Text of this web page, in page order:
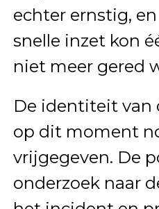
echter ernstig,
snelle inzet kon
niet meer gered
De identiteit van
op dit moment
vrijgegeven. De
onderzoek naar